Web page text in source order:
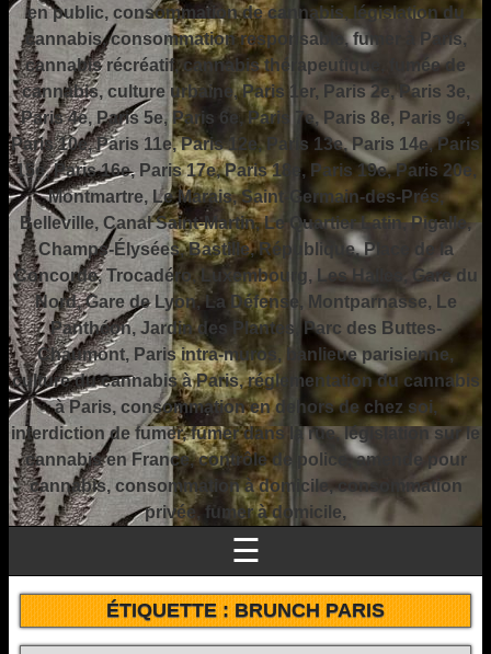
en public, consommation de cannabis, législation du
cannabis, consommation responsable, fumer à Paris,
cannabis récréatif, cannabis thérapeutique, fumée de
cannabis, culture urbaine, Paris 1er, Paris 2e, Paris 3e,
Paris 4e, Paris 5e, Paris 6e, Paris 7e, Paris 8e, Paris 9e,
Paris 10e, Paris 11e, Paris 12e, Paris 13e, Paris 14e, Paris
15e, Paris 16e, Paris 17e, Paris 18e, Paris 19e, Paris 20e,
Montmartre, Le Marais, Saint-Germain-des-Prés,
Belleville, Canal Saint-Martin, Le Quartier Latin, Pigalle,
Champs-Élysées, Bastille, République, Place de la
Concorde, Trocadéro, Luxembourg, Les Halles, Gare du
Nord, Gare de Lyon, La Défense, Montparnasse, Le
Panthéon, Jardin des Plantes, Parc des Buttes-
Chaumont, Paris intra-muros, banlieue parisienne,
culture du cannabis à Paris, réglementation du cannabis
à Paris, consommation en dehors de chez soi,
interdiction de fumer, fumer dans la rue, législation sur le
cannabis en France, contrôle de police, amende pour
cannabis, consommation à domicile, consommation
privée, fumer à domicile,
☰
ÉTIQUETTE :BRUNCH PARIS